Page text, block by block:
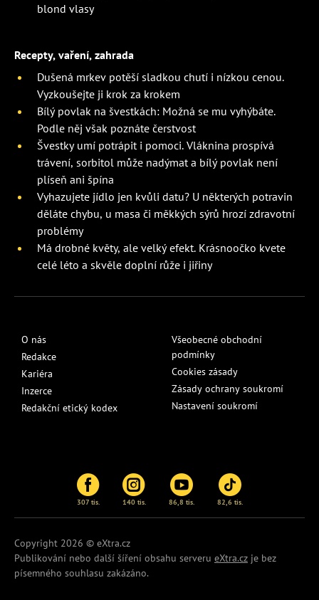
blond vlasy
Recepty, vaření, zahrada
Dušená mrkev potěší sladkou chutí i nízkou cenou.
Vyzkoušejte ji krok za krokem
Bílý povlak na švestkách: Možná se mu vyhýbáte.
Podle něj však poznáte čerstvost
Švestky umí potrápit i pomoci. Vláknina prospívá
trávení, sorbitol může nadýmat a bílý povlak není
plíseň ani špína
Vyhazujete jídlo jen kvůli datu? U některých potravin
děláte chybu, u masa či měkkých sýrů hrozí zdravotní
problémy
Má drobné květy, ale velký efekt. Krásnoočko kvete
celé léto a skvěle doplní růže i jiřiny
O nás
Redakce
Kariéra
Inzerce
Redakční etický kodex
Všeobecné obchodní
podmínky
Cookies zásady
Zásady ochrany soukromí
Nastavení soukromí
307 tis. 140 tis. 86,8 tis. 82,6 tis.
Copyright 2026 © eXtra.cz
Publikování nebo další šíření obsahu serveru eXtra.cz je bez
písemného souhlasu zakázáno.